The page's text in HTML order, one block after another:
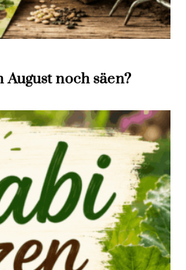
August noch säen?